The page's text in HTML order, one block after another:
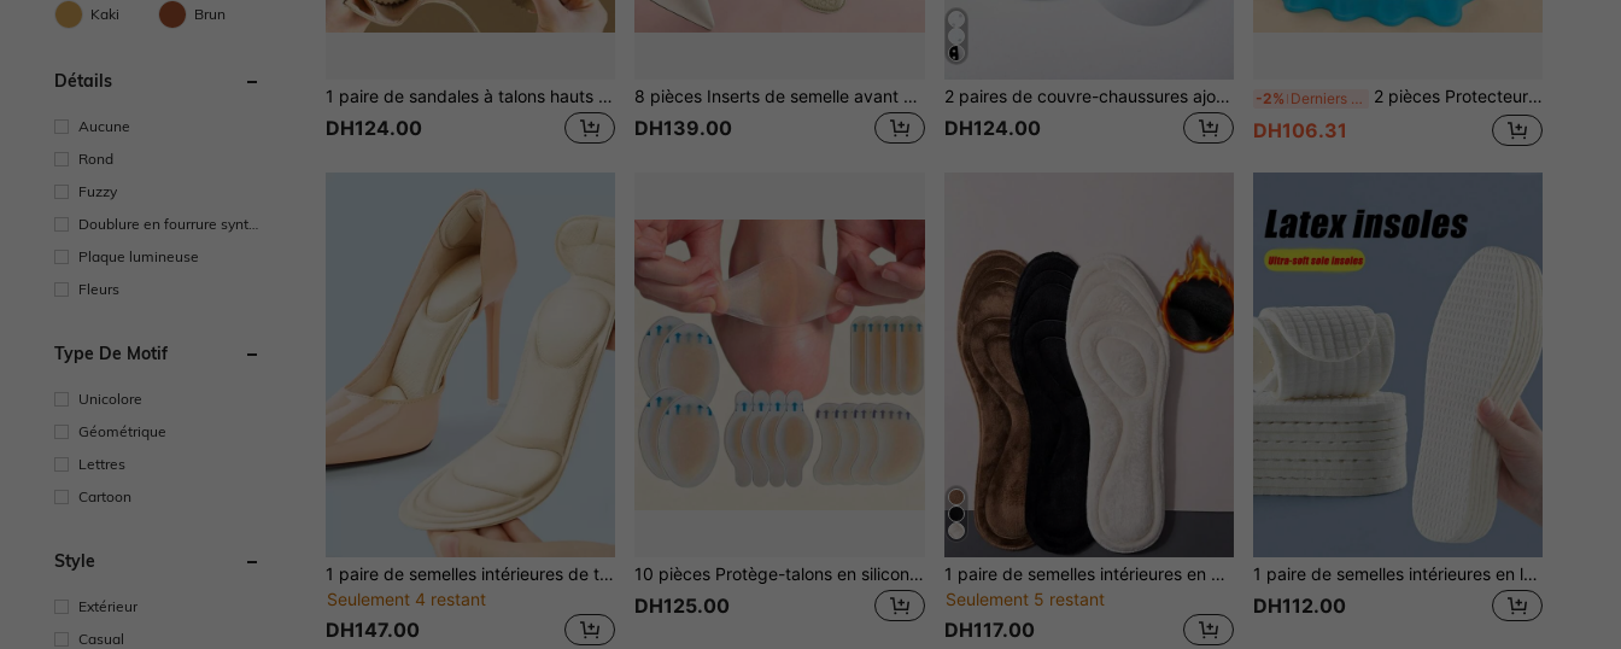
Kaki Brun
Détails
Aucune
Rond
Fuzzy
Doublure en fourrure synth
Plaque lumineuse
Fleurs
Type De Motif
Unicolore
Géométrique
Lettres
Cartoon
Style
Extérieur
Casual
1 paire de sandales à talons hauts pour femmes, longueur 7/10, auto-adhésives, absorbantes de transpiration, antidérapantes, respirantes, semelles souples d'été
DH124.00
8 pièces Inserts de semelle avant à demi-paume antidérapants, anti-friction et anti-douleur, doux, pour chaussures à talons hauts pour femmes, motif cœur
DH139.00
2 paires de couvre-chaussures ajourés, protecteur de chaussures de sport anti-plis
DH124.00
-2% Derniers 3 jours 2 pièces Protecteurs d'orteils réutilisables doux et confortables, coussinets pour orteils
DH106.31
1 paire de semelles intérieures de talons hauts féminins, semelle souple adhésive pouvant être coupée pour femmes, talons hauts, escarpins et baskets pour hommes, été
Seulement 4 restant
DH147.00
10 pièces Protège-talons en silicone, anti-frottement confortable pour talons hauts, chaussures décontractées, chaussures de sport
DH125.00
1 paire de semelles intérieures en peluche, chaudes pour l'hiver, unisexes, avec une base épaisse et douce, confortables et absorbantes, convenant à l'automne et à l'hiver
Seulement 5 restant
DH117.00
1 paire de semelles intérieures en latex doux, anti-fatigue pour un port prolongé, absorbant l'humidité et respirantes, semelle de chaussure ultra-douce, semelles intérieures unisexes pour chaussures décontracté
DH112.00